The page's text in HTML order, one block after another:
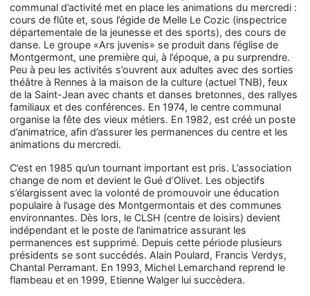
communal d’activité met en place les animations du mercredi :
cours de flûte et, sous l’égide de Melle Le Cozic (inspectrice
départementale de la jeunesse et des sports), des cours de
danse. Le groupe «Ars juvenis» se produit dans l’église de
Montgermont, une première qui, à l’époque, a pu surprendre.
Peu à peu les activités s’ouvrent aux adultes avec des sorties
théâtre à Rennes à la maison de la culture (actuel TNB), feux
de la Saint-Jean avec chants et danses bretonnes, des rallyes
familiaux et des conférences. En 1974, le centre communal
organise la fête des vieux métiers. En 1982, est créé un poste
d’animatrice, afin d’assurer les permanences du centre et les
animations du mercredi.
C’est en 1985 qu’un tournant important est pris. L’association
change de nom et devient le Gué d’Olivet. Les objectifs
s’élargissent avec la volonté de promouvoir une éducation
populaire à l’usage des Montgermontais et des communes
environnantes. Dès lors, le CLSH (centre de loisirs) devient
indépendant et le poste de l’animatrice assurant les
permanences est supprimé. Depuis cette période plusieurs
présidents se sont succédés. Alain Poulard, Francis Verdys,
Chantal Perramant. En 1993, Michel Lemarchand reprend le
flambeau et en 1999, Etienne Walger lui succèdera.